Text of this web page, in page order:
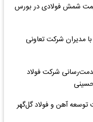
شمش فولادی در بورس
مدیران شرکت تعاونی
شرکت فولاد
توسعه آهن و فولاد گل‌گهر